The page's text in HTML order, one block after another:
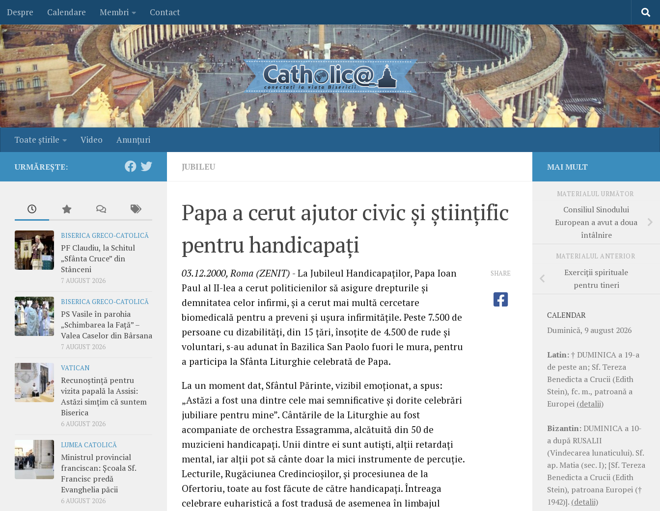
Skip to content
Despre Calendare Membri Contact
Toate ştirile Video Anunţuri
JUBILEU
Papa a cerut ajutor civic şi ştiinţific
pentru handicapaţi
03.12.2000, Roma (ZENIT) - La Jubileul Handicapaţilor, Papa Ioan
Paul al II-lea a cerut politicienilor să asigure drepturile şi
demnitatea celor infirmi, şi a cerut mai multă cercetare
biomedicală pentru a preveni şi uşura infirmităţile. Peste 7.500 de
persoane cu dizabilităţi, din 15 ţări, însoţite de 4.500 de rude şi
voluntari, s-au adunat în Bazilica San Paolo fuori le mura, pentru
a participa la Sfânta Liturghie celebrată de Papa.
La un moment dat, Sfântul Părinte, vizibil emoţionat, a spus:
„Astăzi a fost una dintre cele mai semnificative şi dorite celebrări
jubiliare pentru mine”. Cântările de la Liturghie au fost
acompaniate de orchestra Essagramma, alcătuită din 50 de
muzicieni handicapaţi. Unii dintre ei sunt autişti, alţii retardaţi
mental, iar alţii pot să cânte doar la mici instrumente de percuţie.
Lecturile, Rugăciunea Credincioşilor, şi procesiunea de la
Ofertoriu, toate au fost făcute de către handicapaţi. Întreaga
celebrare euharistică a fost tradusă de asemenea în limbajul
SHARE
URMĂREȘTE:
BISERICA GRECO-CATOLICĂ
PF Claudiu, la Schitul
„Sfânta Cruce” din
Stânceni
7 AUGUST 2026
BISERICA GRECO-CATOLICĂ
PS Vasile în parohia
„Schimbarea la Față” –
Valea Caselor din Bârsana
7 AUGUST 2026
VATICAN
Recunoștință pentru
vizita papală la Assisi:
Astăzi simțim că suntem
Biserica
6 AUGUST 2026
LUMEA CATOLICĂ
Ministrul provincial
franciscan: Școala Sf.
Francisc predă
Evanghelia păcii
6 AUGUST 2026
MAI MULT
MATERIALUL URMĂTOR
Consiliul Sinodului
European a avut a doua
întâlnire
MATERIALUL ANTERIOR
Exerciţii spirituale
pentru tineri
CALENDAR
Duminică, 9 august 2026
Latin:† DUMINICA a 19-a
de peste an; Sf. Tereza
Benedicta a Crucii (Edith
Stein), fc. m., patroană a
Europei (detalii)
Bizantin: DUMINICA a 10-
a după RUSALII
(Vindecarea lunaticului). Sf.
ap. Matia (sec. I); [Sf. Tereza
Benedicta a Crucii (Edith
Stein), patroana Europei (†
1942)]. (detalii)